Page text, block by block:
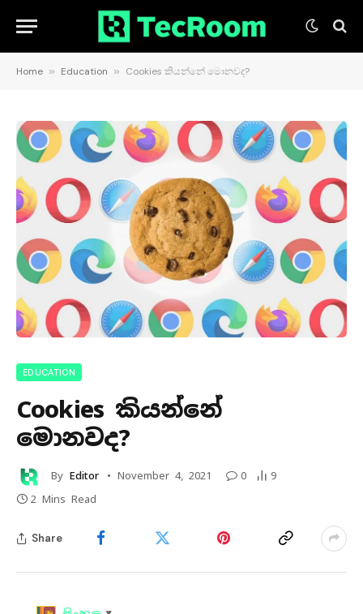
Home » Education » Cookies කියන්නේ මොනවද?
EDUCATION
Cookies කියන්නේ
මොනවද?
By Editor November 4, 2021 0
9
2 Mins Read
Share